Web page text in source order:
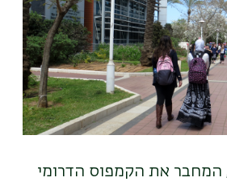
המחבר את הקמפוס הדרומי